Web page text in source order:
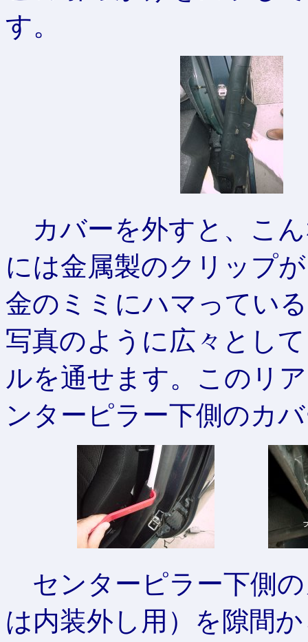
す。
カバーを外すと、こ
には金属製のクリップ
金のミミにハマってい
写真のように広々とし
ルを通せます。このリ
ンターピラー下側のカ
センターピラー下側
は内装外し用）を隙間